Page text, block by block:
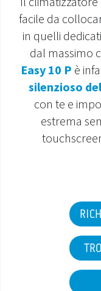
MONDO OS
INCENTIVI E DETRAZIONI
ASSISTENZA E GARANZIE
CENTRI ASSISTENZA E
AREA DOWNLOAD
facile da
in quelli
dal massimo
Easy 10 P è
silenzioso
con te e
estrema